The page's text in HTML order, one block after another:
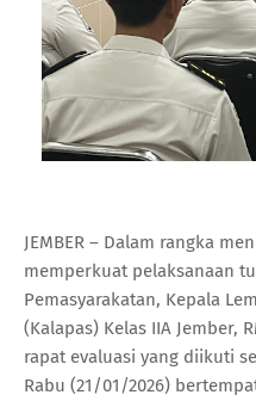
JEMBER – Dalam rangka
memperkuat pelaksanaan
Pemasyarakatan, Kepala
(Kalapas) Kelas IIA Jember,
rapat evaluasi yang diikuti
Rabu (21/01/2026)